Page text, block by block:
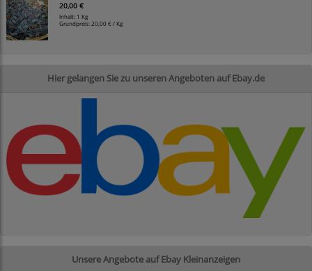
20,00 €
Inhalt: 1 Kg
Grundpreis: 20,00 € / Kg
Hier gelangen Sie zu unseren Angeboten auf Ebay.de
Unsere Angebote auf Ebay Kleinanzeigen